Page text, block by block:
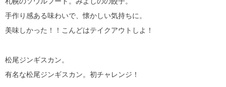
手作り感ある味わいで、懐かしい気持ちに。
美味しかった！！こんどはテイクアウトしよ！
松尾ジンギスカン。
有名な松尾ジンギスカン。初チャレンジ！